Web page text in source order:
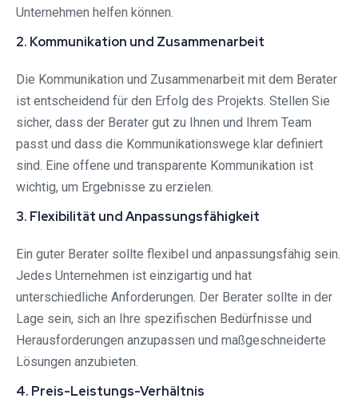
Unternehmen helfen können.
2. Kommunikation und Zusammenarbeit
Die Kommunikation und Zusammenarbeit mit dem Berater
ist entscheidend für den Erfolg des Projekts. Stellen Sie
sicher, dass der Berater gut zu Ihnen und Ihrem Team
passt und dass die Kommunikationswege klar definiert
sind. Eine offene und transparente Kommunikation ist
wichtig, um Ergebnisse zu erzielen.
3. Flexibilität und Anpassungsfähigkeit
Ein guter Berater sollte flexibel und anpassungsfähig sein.
Jedes Unternehmen ist einzigartig und hat
unterschiedliche Anforderungen. Der Berater sollte in der
Lage sein, sich an Ihre spezifischen Bedürfnisse und
Herausforderungen anzupassen und maßgeschneiderte
Lösungen anzubieten.
4. Preis-Leistungs-Verhältnis